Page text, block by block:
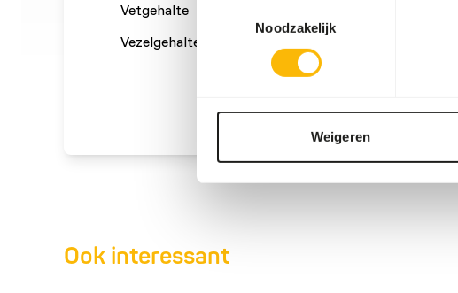
Noodzakelijk
Weigeren
Vetgehalte
Vezelgehalte
Ook interessant